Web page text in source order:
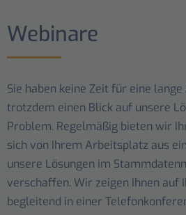
Webinare
Sie haben keine Zeit für eine
trotzdem einen Blick auf unsere
Problem. Regelmäßig bieten wir
sich von Ihrem Arbeitsplatz aus
unsere Lösungen im
verschaffen. Wir zeigen Ihnen auf
begleitend in einer